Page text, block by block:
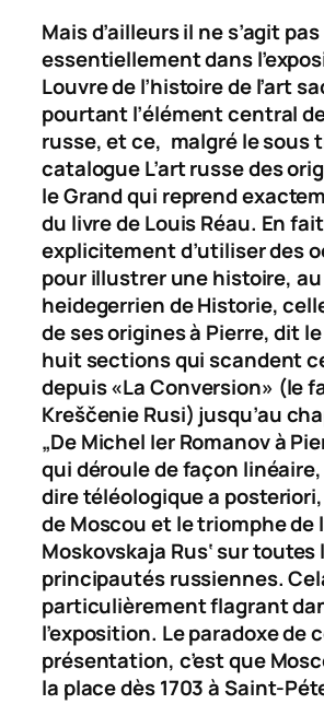
Mais d’ailleurs il ne s’agit pas
essentiellement dans
Louvre de l’histoire de l’art
pourtant l’élément central
russe, et ce, malgré le sous
catalogueL’art russe des
le Grandqui reprend
du livre de Louis Réau. En
explicitement d’utiliser des
pour illustrer une histoire,
heidegerrien deHistorie,
de ses origines à Pierre, dit
huit sections qui scandent
depuis «La Conversion» (le
Kreščenie Rusi) jusqu’au
„De Michel Ier Romanov à
qui déroule de façon
dire téléologiquea posteriori
de Moscou et le triomphe de
Moskovskaja Rus‘sur toutes
principautés russiennes.
particulièrement flagrant
l’exposition. Le paradoxe de
présentation, c’est que
la place dès 1703 à Saint-